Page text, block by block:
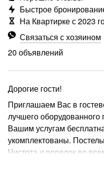
Связаться с хозяином
20 объявлений
Быстрое
На Квартирке с 2023
Дорогие гости!
Приглашаем Вас в
лучшего
Вашим услугам
укомплектованы.
Чистота и порядок во